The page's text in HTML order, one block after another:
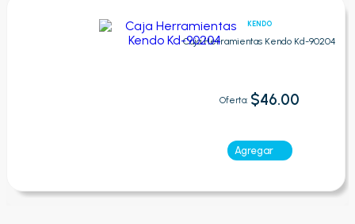
KENDO
Caja Herramientas Kendo Kd-90204
Oferta: $46.00
Agregar